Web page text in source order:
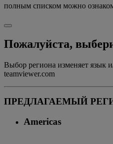
полным списком можно
Пожалуйста,
Выбор региона изменяет язык
teamviewer.com
ПРЕДЛАГАЕМЫЙ
Americas